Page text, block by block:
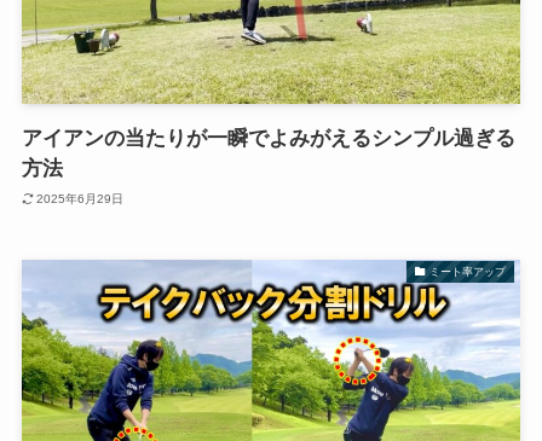
アイアンの当たりが一瞬でよみがえるシンプル過ぎる
方法
2025年6月29日
ミート率アップ